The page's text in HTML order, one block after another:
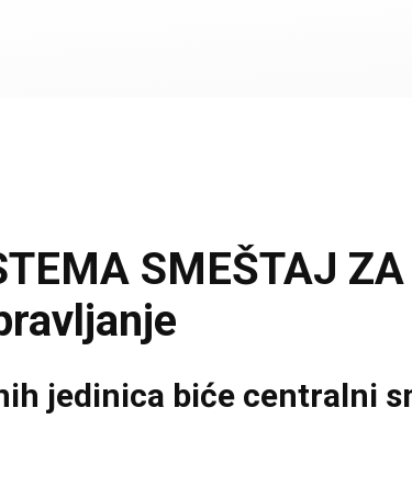
SMEŠTAJ
jedinica biće centralni